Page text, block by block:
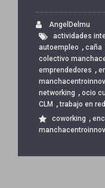
AngelDelmu
actividades
autoempleo , caña
colectivo
emprendedores ,
networking , ocio
CLM ,trabajo en red
coworking ,